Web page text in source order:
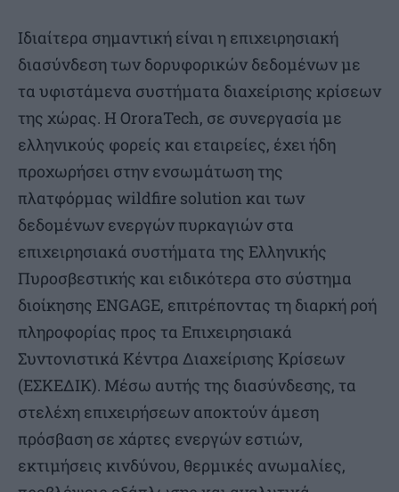
Ιδιαίτερα σημαντική είναι η επιχειρησιακή
διασύνδεση των δορυφορικών δεδομένων με
τα υφιστάμενα συστήματα διαχείρισης κρίσεων
της χώρας. Η OroraTech, σε συνεργασία με
ελληνικούς φορείς και εταιρείες, έχει ήδη
προχωρήσει στην ενσωμάτωση της
πλατφόρμας wildfire solution και των
δεδομένων ενεργών πυρκαγιών στα
επιχειρησιακά συστήματα της Ελληνικής
Πυροσβεστικής και ειδικότερα στο σύστημα
διοίκησης ENGAGE, επιτρέποντας τη διαρκή ροή
πληροφορίας προς τα Επιχειρησιακά
Συντονιστικά Κέντρα Διαχείρισης Κρίσεων
(ΕΣΚΕΔΙΚ). Μέσω αυτής της διασύνδεσης, τα
στελέχη επιχειρήσεων αποκτούν άμεση
πρόσβαση σε χάρτες ενεργών εστιών,
εκτιμήσεις κινδύνου, θερμικές ανωμαλίες,